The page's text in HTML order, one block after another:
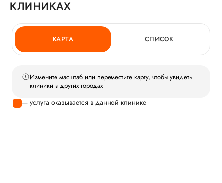
КЛИНИКАХ
КАРТА СПИСОК
Измените масштаб или переместите карту, чтобы увидеть
клиники в других городах
— услуга оказывается в данной клинике